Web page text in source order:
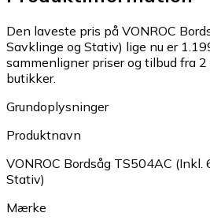
Den laveste pris på VONROC
Savklinge og Stativ) lige nu er
sammenligner priser og tilbud fra
butikker.
Grundoplysninger
Produktnavn
VONROC Bordsåg TS504AC
Stativ)
Mærke